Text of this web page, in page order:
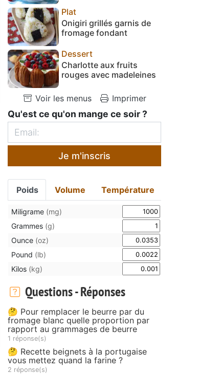
Plat
Onigiri grillés garnis de
fromage fondant
Dessert
Charlotte aux fruits
rouges avec madeleines
Voir les menus Imprimer
Qu'est ce qu'on mange ce soir ?
Je m'inscris
Poids Volume Température
Miligrame (mg)
Grammes (g)
Ounce (oz)
Pound (lb)
Kilos (kg)
Questions - Réponses
🤔 Pour remplacer le beurre par du
fromage blanc quelle proportion par
rapport au grammages de beurre
1 réponse(s)
🤔 Recette beignets à la portugaise
vous mettez quand la farine ?
2 réponse(s)